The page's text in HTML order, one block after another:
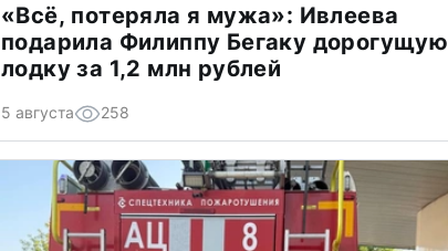
«Всё, потеряла я мужа»: Ивлеева
подарила Филиппу Бегаку дорогущую
лодку за 1,2 млн рублей
5 августа 258